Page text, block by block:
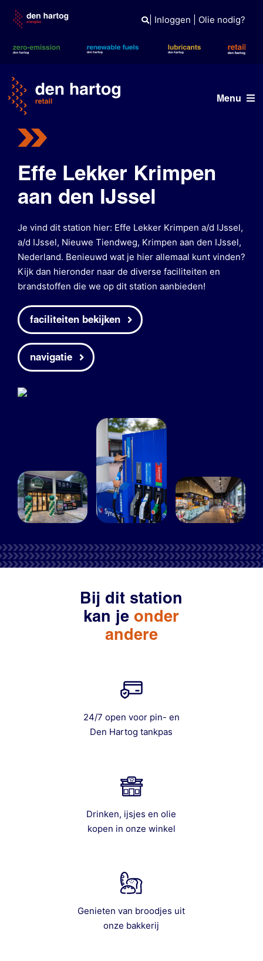
content
| Inloggen Olie nodig?
Menu
Onze merken
Tank- en laadpas
Effe Lekker Krimpen
aan den IJssel
Je vind dit station hier: Effe Lekker Krimpen a/d IJssel,
a/d IJssel, Nieuwe Tiendweg, Krimpen aan den IJssel,
Nederland. Benieuwd wat je hier allemaal kunt vinden?
Kijk dan hieronder naar de diverse faciliteiten en
brandstoffen die we op dit station aanbieden!
faciliteiten bekijken
navigatie
Bij dit station
kan je onder
andere
24/7 open voor pin- en
Den Hartog tankpas
Drinken, ijsjes en olie
kopen in onze winkel
Genieten van broodjes uit
onze bakkerij